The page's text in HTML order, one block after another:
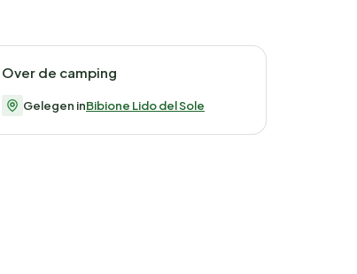
Over de camping
Gelegen inBibione Lido del Sole